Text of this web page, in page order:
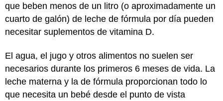
que beben menos de un litro (o aproximadamente un
cuarto de galón) de leche de fórmula por día pueden
necesitar suplementos de vitamina D.
El agua, el jugo y otros alimentos no suelen ser
necesarios durante los primeros 6 meses de vida. La
leche materna y la de fórmula proporcionan todo lo
que necesita un bebé desde el punto de vista